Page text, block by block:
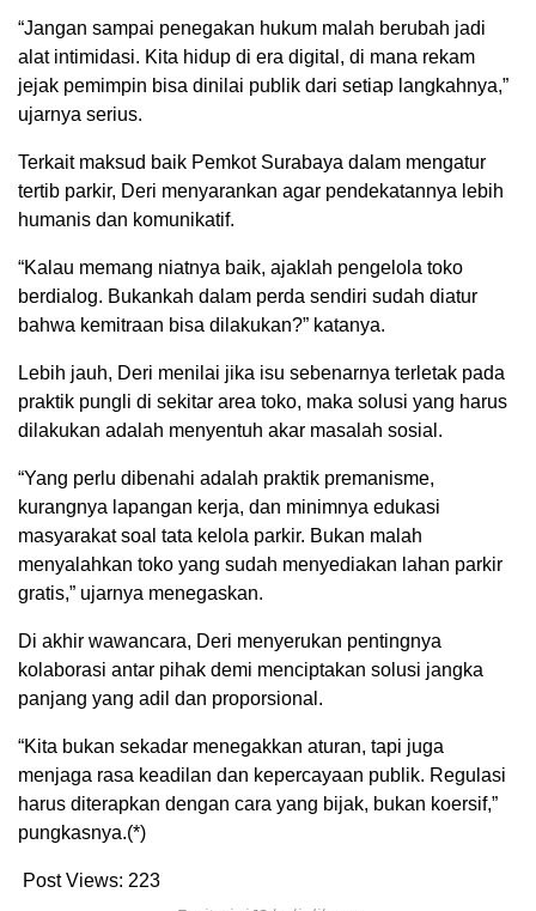
“Jangan sampai penegakan hukum malah berubah jadi
alat intimidasi. Kita hidup di era digital, di mana rekam
jejak pemimpin bisa dinilai publik dari setiap langkahnya,”
ujarnya serius.
Terkait maksud baik Pemkot Surabaya dalam mengatur
tertib parkir, Deri menyarankan agar pendekatannya lebih
humanis dan komunikatif.
“Kalau memang niatnya baik, ajaklah pengelola toko
berdialog. Bukankah dalam perda sendiri sudah diatur
bahwa kemitraan bisa dilakukan?” katanya.
Lebih jauh, Deri menilai jika isu sebenarnya terletak pada
praktik pungli di sekitar area toko, maka solusi yang harus
dilakukan adalah menyentuh akar masalah sosial.
“Yang perlu dibenahi adalah praktik premanisme,
kurangnya lapangan kerja, dan minimnya edukasi
masyarakat soal tata kelola parkir. Bukan malah
menyalahkan toko yang sudah menyediakan lahan parkir
gratis,” ujarnya menegaskan.
Di akhir wawancara, Deri menyerukan pentingnya
kolaborasi antar pihak demi menciptakan solusi jangka
panjang yang adil dan proporsional.
“Kita bukan sekadar menegakkan aturan, tapi juga
menjaga rasa keadilan dan kepercayaan publik. Regulasi
harus diterapkan dengan cara yang bijak, bukan koersif,”
pungkasnya.(*)
Post Views: 223